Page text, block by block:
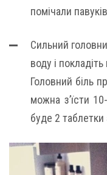
помічали
Сильний
воду і
Головний біль
можна з’їсти
буде 2 таблетки